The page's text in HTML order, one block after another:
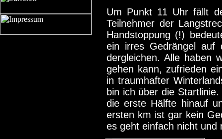
Um Punkt 11 Uhr fällt
Teilnehmer der
Handstoppung (!)
ein irres Gedrängel auf
dergleichen. Alle haben
gehen kann, zufrieden
in traumhafter
bin ich über die
die erste Hälfte hinauf
ersten km ist gar kein
es geht einfach nicht und